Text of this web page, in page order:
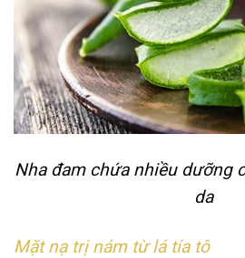
Nha đam chứa nhiều dưỡng
da
Mặt nạ trị nám từ lá tía tô